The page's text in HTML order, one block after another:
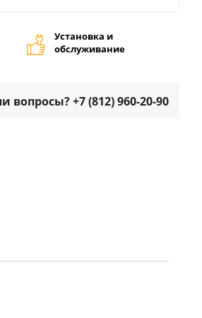
Установка и
обслуживание
вопросы? +7 (812) 960-20-90